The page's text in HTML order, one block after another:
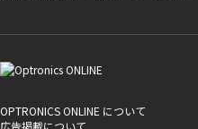
OPTRONICS ONLINE について
広告掲載について